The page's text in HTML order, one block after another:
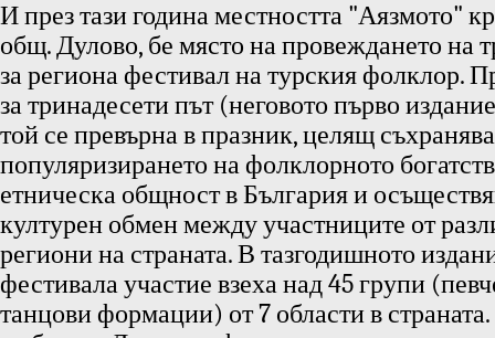
И през тази година местността "Аязмото"
общ. Дулово, бе място на провеждането на
за региона фестивал на турския фолклор.
за тринадесети път (неговото първо
той се превърна в празник, целящ
популяризирането на фолклорното
етническа общност в България и
културен обмен между участниците от
региони на страната. В тазгодишното
фестивала участие взеха над 45 групи
танцови формации) от 7 области в